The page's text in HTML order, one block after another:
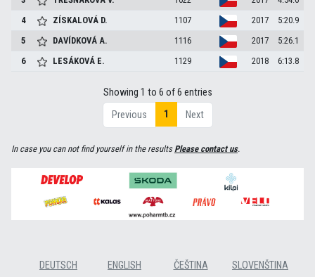
4
ZÍSKALOVÁ D. 1107 2017
5:20.9
5
DAVÍDKOVÁA. 1116 2017
5:26.1
6
LESÁKOVÁ E. 1129 2018 6:13.8
Showing 1 to 6 of 6 entries
Previous
1 Next
In case you can not find yourself in the resultsPlease contact us.
DEUTSCH ENGLISH ČEŠTINA SLOVENŠTINA